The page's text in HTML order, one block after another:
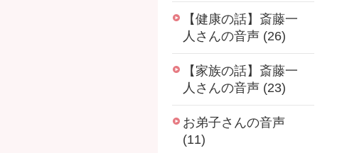
【健康の話】斎藤一
人さんの音声 (26)
【家族の話】斎藤一
人さんの音声 (23)
お弟子さんの音声
(11)